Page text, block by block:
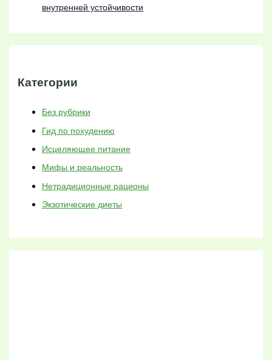
внутренней устойчивости
Категории
Без рубрики
Гид по похудению
Исцеляющее питание
Мифы и реальность
Нетрадиционные рационы
Экзотические диеты